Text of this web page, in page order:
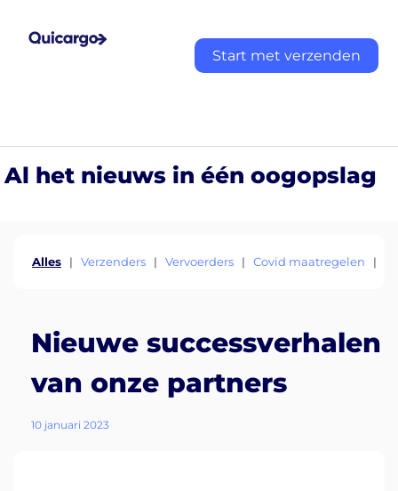
Start met verzenden
Al het nieuws in één oogopslag
Alles | Verzenders | Vervoerders | Covid maatregelen |
Nieuwe successverhalen
van onze partners
10 januari 2023